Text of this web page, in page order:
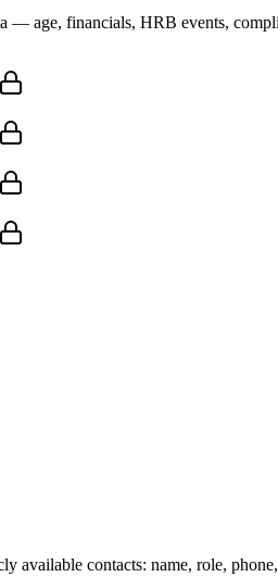
— age, financials, HRB events,
available contacts: name, role,